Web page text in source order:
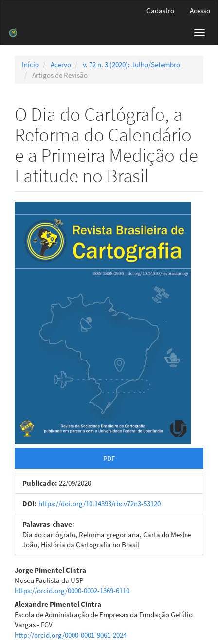
Barra
Cadastro Acesso
Início Acervo
v. 72 n. 3 (2020): Julho/Setembro
Artigos de Revisão
O Dia do Cartógrafo, a
Reforma do Calendário
e a Primeira Medição de
Latitude no Brasil
Barra
lateral
de
artigos
PDF
Publicado: 22/09/2020
DOI: https://doi.org/10.14393/rbcv72n3-53120
Palavras-chave:
Dia do cartógrafo, Reforma gregoriana, Carta do Mestre
João, História da Cartografia no Brasil
Conteúdo
do
artigo
principal
Jorge Pimentel Cintra
Museu Paulista da USP
https://orcid.org/0000-0002-1369-6110
Alexandre Pimentel Cintra
Escola de Administração de Empresas da Fundação Getúlio
Vargas - FGV
http://orcid.org/0000-0001-9061-2024